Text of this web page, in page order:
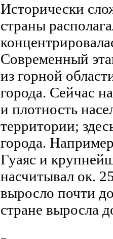
Исторически
страны
Современный
из горной
города. Сейчас
и плотность
территории;
города.
Гуаяс и
насчитывал ок.
выросло почти
странe выросла